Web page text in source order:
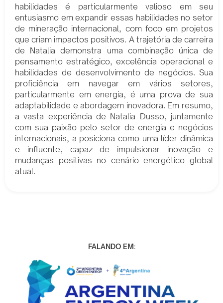
habilidades é particularmente valioso em seu
entusiasmo em expandir essas habilidades no setor
de mineração internacional, com foco em projetos
que criam impactos positivos. A trajetória de carreira
de Natalia demonstra uma combinação única de
pensamento estratégico, excelência operacional e
habilidades de desenvolvimento de negócios. Sua
proficiência em navegar em vários setores,
particularmente em energia, é uma prova de sua
adaptabilidade e abordagem inovadora. Em resumo,
a vasta experiência de Natalia Dusso, juntamente
com sua paixão pelo setor de energia e negócios
internacionais, a posiciona como uma líder dinâmica
e influente, capaz de impulsionar inovação e
mudanças positivas no cenário energético global
atual.
FALANDO EM: